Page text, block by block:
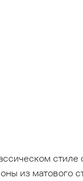
из матового